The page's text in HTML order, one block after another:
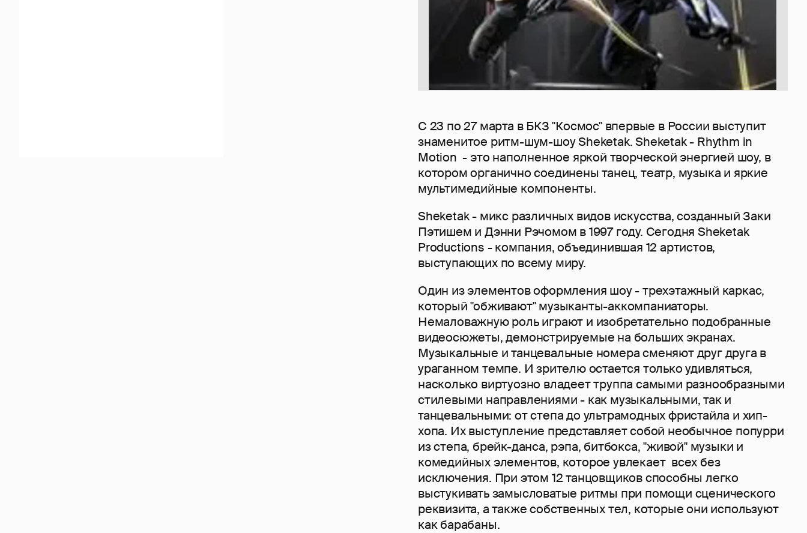
C 23 по 27 марта в БКЗ "Космос" впервые в России выступит
знаменитое ритм-шум-шоу Sheketak. Sheketak - Rhythm in
Motion - это наполненное яркой творческой энергией шоу, в
котором органично соединены танец, театр, музыка и яркие
мультимедийные компоненты.
Sheketak - микс различных видов искусства, созданный Заки
Пэтишем и Дэнни Рэчомом в 1997 году. Сегодня Sheketak
Productions - компания, объединившая 12 артистов,
выступающих по всему миру.
Один из элементов оформления шоу - трехэтажный каркас,
который "обживают" музыканты-аккомпаниаторы.
Немаловажную роль играют и изобретательно подобранные
видеосюжеты, демонстрируемые на больших экранах.
Музыкальные и танцевальные номера сменяют друг друга в
ураганном темпе. И зрителю остается только удивляться,
насколько виртуозно владеет труппа самыми разнообразными
стилевыми направлениями - как музыкальными, так и
танцевальными: от степа до ультрамодных фристайла и хип-
хопа. Их выступление представляет собой необычное попурри
из степа, брейк-данса, рэпа, битбокса, "живой" музыки и
комедийных элементов, которое увлекает всех без
исключения. При этом 12 танцовщиков способны легко
выстукивать замысловатые ритмы при помощи сценического
реквизита, а также собственных тел, которые они используют
как барабаны.